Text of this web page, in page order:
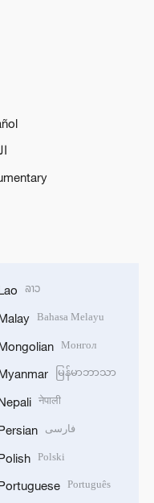
ລາວ
Bahasa Melayu
Монгол
မြန်မာဘာသာ
नेपाली
فارسی
Polski
Português